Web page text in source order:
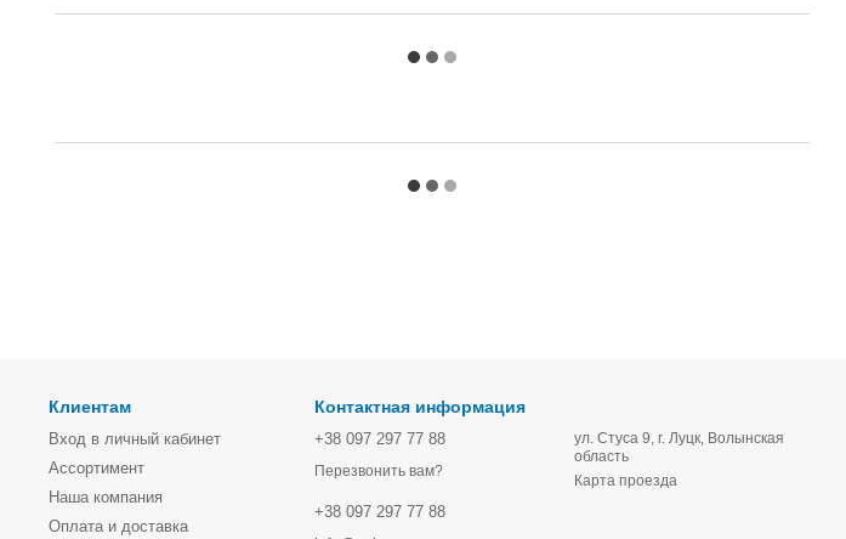
Клиентам
Вход в личный кабинет
Ассортимент
Наша компания
Оплата и доставка
Контактная информация
+38 097 297 77 88
Перезвонить вам?
+38 097 297 77 88
ул. Стуса 9, г. Луцк, Волынская
область
Карта проезда